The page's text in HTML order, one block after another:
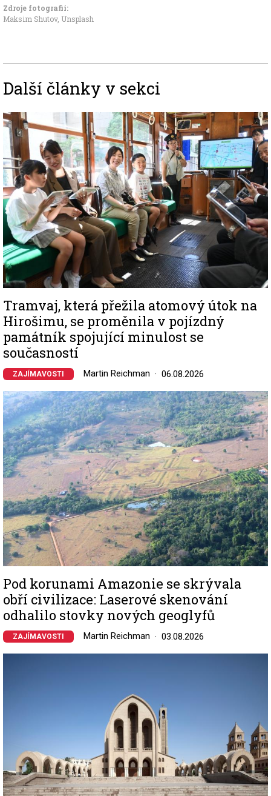
Zdroje fotografii:
Maksim Shutov, Unsplash
Další články v sekci
Image
Tramvaj, která přežila atomový útok na
Hirošimu, se proměnila v pojízdný
památník spojující minulost se
současností
ZAJÍMAVOSTI Martin Reichman 06.08.2026
Image
Pod korunami Amazonie se skrývala
obří civilizace: Laserové skenování
odhalilo stovky nových geoglyfů
ZAJÍMAVOSTI Martin Reichman 03.08.2026